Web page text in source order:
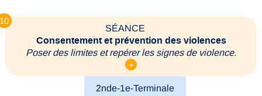
SÉANCE
Consentement et prévention des violences
Poser des limites et repérer les signes de violence.
+
2nde-1e-Terminale